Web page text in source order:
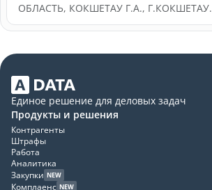
ОБЛАСТЬ, КОКШЕТАУ Г.А., Г.КОКШЕТАУ.
Единое решение для деловых задач
Продукты и решения
Контрагенты
Штрафы
Работа
Аналитика
Закупки NEW
Комплаенс NEW